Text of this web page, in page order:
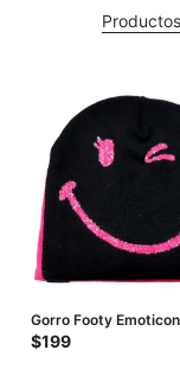
Gorro Footy
- Negro
$199